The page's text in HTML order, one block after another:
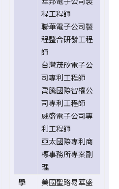
程工程師
聯華電子公司製
程整合研發工程
師
台灣茂矽電子公
司專利工程師
禹騰國際智權公
司專利工程師
威盛電子公司專
利工程師
亞太國際專利商
標事務所專案副
理
學
美國聖路易華盛